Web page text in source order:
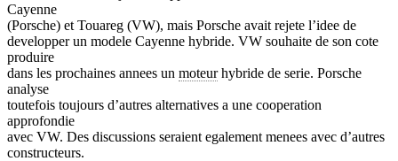
Cayenne
(Porsche) et Touareg (VW), mais Porsche avait rejete l’idee de
developper un modele Cayenne hybride. VW souhaite de son cote
produire
dans les prochaines annees un moteurhybride de serie. Porsche
analyse
toutefois toujours d’autres alternatives a une cooperation
approfondie
avec VW. Des discussions seraient egalement menees avec d’autres
constructeurs.